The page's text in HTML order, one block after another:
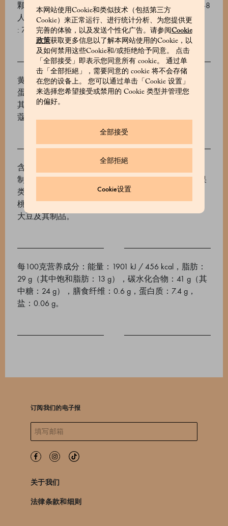
本网站使用Cookie和类似技术（包括第三方
Cookie）来正常运行、进行统计分析、为您提供更
完善的体验，以及发送个性化广告。请参阅Cookie
政策获取更多信息以了解本网站使用的Cookie，以
及如何禁用这些Cookie和/或拒绝给予同意。 点击
「全部接受」即表示您同意所有 cookie。 通过单
击「全部拒絕」，需要同意的 cookie 将不会存储
在您的设备上。 您可以通过单击「Cookie 设置」
来选择您希望接受或禁用的 Cookie 类型并管理您
的偏好。
全部接受
全部拒絕
Cookie设置
颗粒感、独特香气和典型的金黄色。蛋糕大约可供7–8
人享用。保质与存储条件：常温下最多30天。
: 700821077_V
黄油，糖，软小麦粉，巴氏杀菌蛋黄，巴氏杀菌鸡
蛋，杏仁粉，玉米粉，柠檬复合物（天然柑橘精油及
其萜烯，酸度调节剂：醋酸二钠，柠檬酸），肉豆
蔻。
含有过敏原：含麸质的谷物、牛奶、杏仁、鸡蛋及其
制品。 可能含有：二氧化硫和亚硫酸盐、花生、坚果
类、羽扇豆、榛子、巴西坚果、腰果、碧根果、核
桃、夏威夷果、鱼类、开心果、芹菜、芝麻、芥末、
大豆及其制品。
每100克营养成分：能量：1901 kJ / 456 kcal，脂肪：
29 g（其中饱和脂肪：13 g），碳水化合物：41 g（其
中糖：24 g），膳食纤维：0.6 g，蛋白质：7.4 g，
盐：0.06 g。
订阅我们的电子报
关于我们
法律条款和细则